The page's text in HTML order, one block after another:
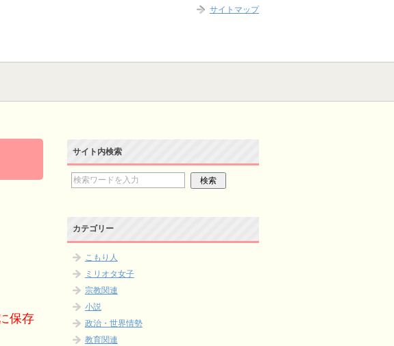
保存
サイト内検索
カテゴリー
こもり人
ミリオタ女子
宗教関連
小説
政治・世界情勢
教育関連
サイトマップ